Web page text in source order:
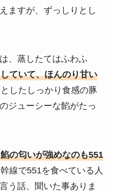
ますが、ずっしりとし
、蒸したてはふわふ
ていて、ほんのり甘い
したしっかり食感の豚
ジューシーな餡がたっ
の匂いが強めなのも551
線で551を食べている人
う話、聞いた事ありま